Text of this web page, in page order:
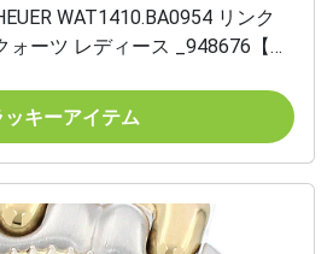
WAT1410.BA0954 リンク
ォーツ レディース _948676【中
ッキーアイテム